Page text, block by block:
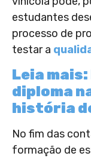
estudantes
processo de
testar a
Leia
diploma
história
No fim das
formação de